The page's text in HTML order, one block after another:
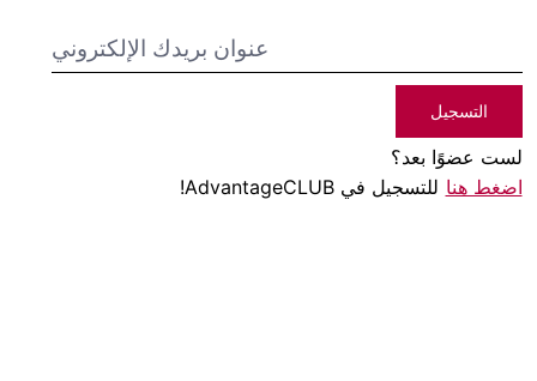
التسجيل
لست عضوًا بعد؟
اضغط هنا للتسجيل في AdvantageCLUB!